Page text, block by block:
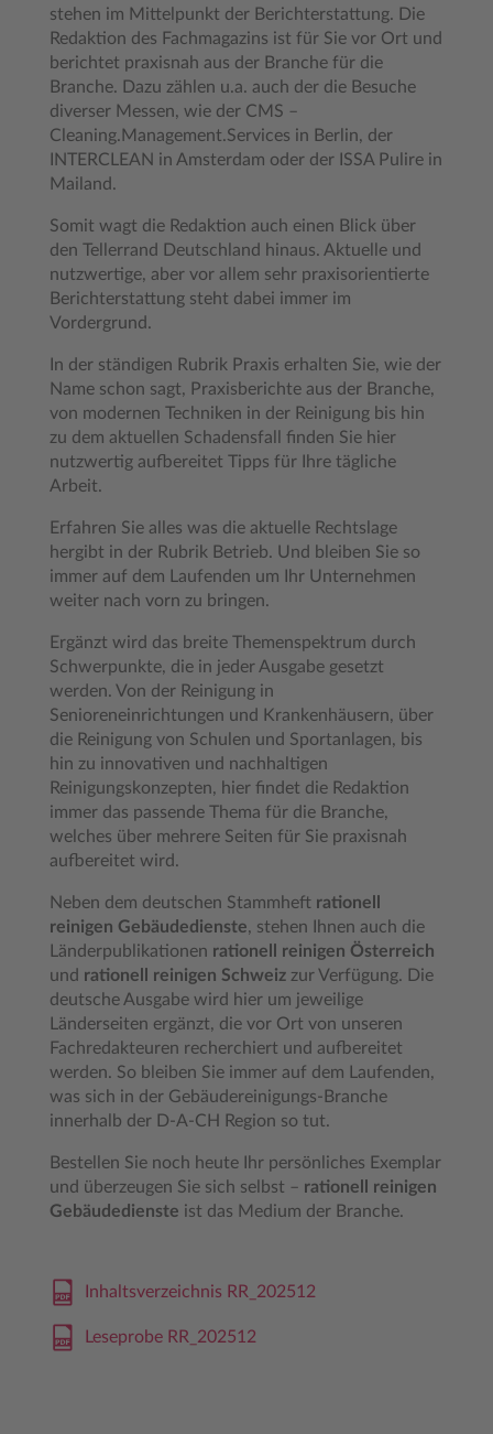
stehen im Mittelpunkt der Berichterstattung. Die
Redaktion des Fachmagazins ist für Sie vor Ort und
berichtet praxisnah aus der Branche für die
Branche. Dazu zählen u.a. auch der die Besuche
diverser Messen, wie der CMS –
Cleaning.Management.Services in Berlin, der
INTERCLEAN in Amsterdam oder der ISSA Pulire in
Mailand.
Somit wagt die Redaktion auch einen Blick über
den Tellerrand Deutschland hinaus. Aktuelle und
nutzwertige, aber vor allem sehr praxisorientierte
Berichterstattung steht dabei immer im
Vordergrund.
In der ständigen Rubrik Praxis erhalten Sie, wie der
Name schon sagt, Praxisberichte aus der Branche,
von modernen Techniken in der Reinigung bis hin
zu dem aktuellen Schadensfall finden Sie hier
nutzwertig aufbereitet Tipps für Ihre tägliche
Arbeit.
Erfahren Sie alles was die aktuelle Rechtslage
hergibt in der Rubrik Betrieb. Und bleiben Sie so
immer auf dem Laufenden um Ihr Unternehmen
weiter nach vorn zu bringen.
Ergänzt wird das breite Themenspektrum durch
Schwerpunkte, die in jeder Ausgabe gesetzt
werden. Von der Reinigung in
Senioreneinrichtungen und Krankenhäusern, über
die Reinigung von Schulen und Sportanlagen, bis
hin zu innovativen und nachhaltigen
Reinigungskonzepten, hier findet die Redaktion
immer das passende Thema für die Branche,
welches über mehrere Seiten für Sie praxisnah
aufbereitet wird.
Neben dem deutschen Stammheft rationell
reinigen Gebäudedienste, stehen Ihnen auch die
Länderpublikationen rationell reinigen Österreich
und rationell reinigen Schweiz zur Verfügung. Die
deutsche Ausgabe wird hier um jeweilige
Länderseiten ergänzt, die vor Ort von unseren
Fachredakteuren recherchiert und aufbereitet
werden. So bleiben Sie immer auf dem Laufenden,
was sich in der Gebäudereinigungs-Branche
innerhalb der D-A-CH Region so tut.
Bestellen Sie noch heute Ihr persönliches Exemplar
und überzeugen Sie sich selbst – rationell reinigen
Gebäudedienste ist das Medium der Branche.
Inhaltsverzeichnis RR_202512
Leseprobe RR_202512